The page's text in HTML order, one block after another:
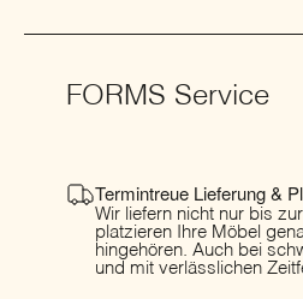
FORMS Service
Termintreue Lieferung &
Wir liefern nicht nur bis
platzieren Ihre Möbel
hingehören. Auch bei
und mit verlässlichen